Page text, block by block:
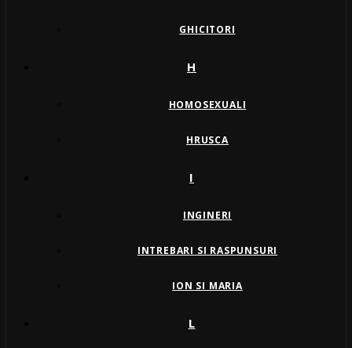
GHICITORI
H
HOMOSEXUALI
HRUSCA
I
INGINERI
INTREBARI SI RASPUNSURI
ION SI MARIA
L